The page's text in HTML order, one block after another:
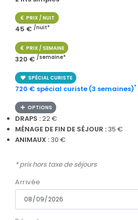
PRIX / NUIT
45 € /nuit*
PRIX / SEMAINE
320 € /semaine*
SPÉCIAL CURISTE
720 € spécial curiste (3 semaines)*
OPTIONS
DRAPS :22 €
MÉNAGE DE FIN DE SÉJOUR : 35 €
ANIMAUX : 30 €
* prix hors taxe de séjours
Arrivée